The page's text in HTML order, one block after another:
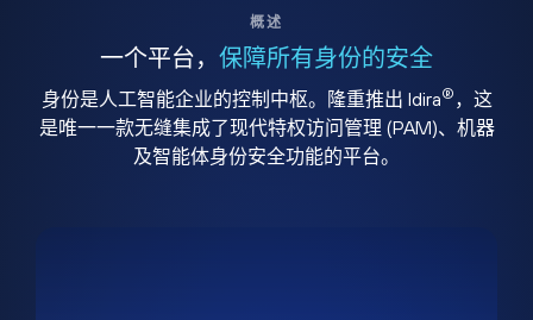
概述
一个平台， 保障所有身份的安全
身份是人工智能企业的控制中枢。隆重推出 Idira® ，这
是唯一一款无缝集成了现代特权访问管理 (PAM)、机器
及智能体身份安全功能的平台。